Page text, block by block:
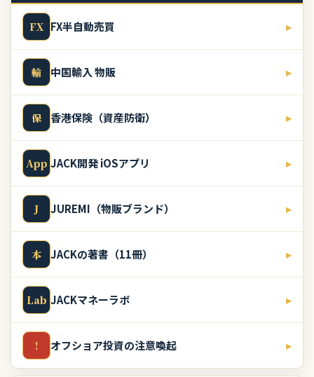
FX FX半自動売買 ▸
輸 中国輸入 物販 ▸
保 香港保険（資産防衛） ▸
App JACK開発 iOSアプリ ▸
J JUREMI（物販ブランド） ▸
本 JACKの著書（11冊） ▸
Lab JACKマネーラボ ▸
! オフショア投資の注意喚起 ▸